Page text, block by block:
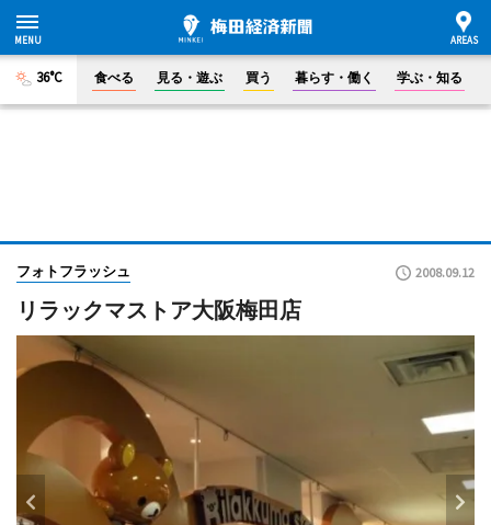
36°C 食べる 見る・遊ぶ 買う 暮らす・働く 学ぶ・知る
フォトフラッシュ 2008.09.12
リラックマストア大阪梅田店